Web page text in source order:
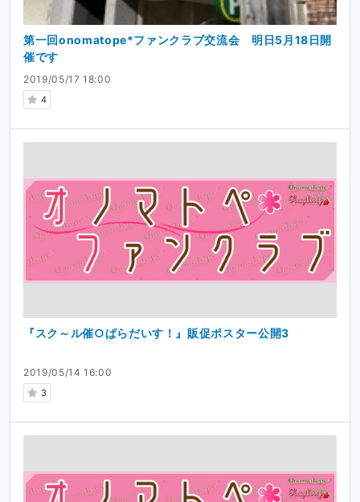
2019/05/17 18:00
4
第一回onomatope*ファンクラブ交流会 明日5月18日開
催です
2019/05/14 16:00
3
『スク～ル催○ぱらだいす！』販促ポスター公開3